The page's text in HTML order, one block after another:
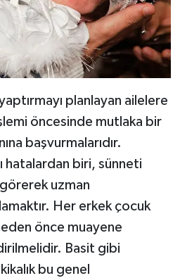
planlayan ailelere
öncesinde mutlaka bir
başvurmalarıdır.
hatalardan biri, sünneti
uzman
Her erkek çocuk
önce muayene
Basit gibi
bu genel